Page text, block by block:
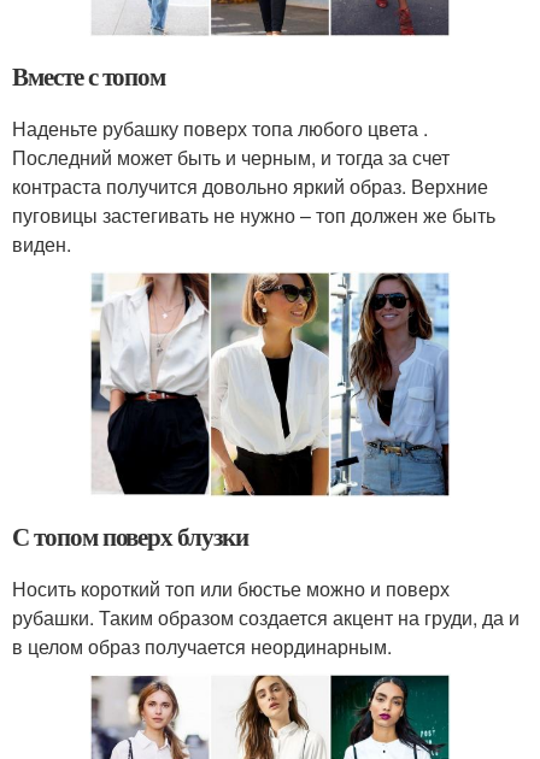
Вместе с топом
Наденьте рубашку поверх топа любого цвета .
Последний может быть и черным, и тогда за счет
контраста получится довольно яркий образ. Верхние
пуговицы застегивать не нужно – топ должен же быть
виден.
С топом поверх блузки
Носить короткий топ или бюстье можно и поверх
рубашки. Таким образом создается акцент на груди, да и
в целом образ получается неординарным.